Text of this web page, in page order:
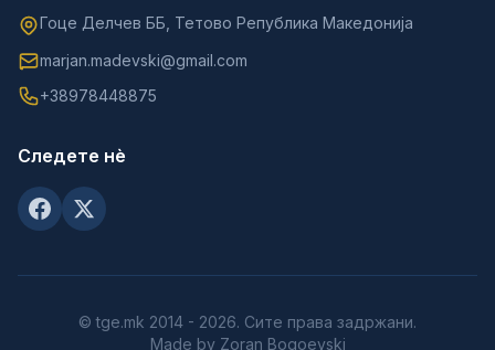
Гоце Делчев ББ, Тетово Република Македонија
marjan.madevski@gmail.com
+38978448875
Следете нè
© tge.mk 2014 - 2026. Сите права задржани.
Made by Zoran Bogoevski